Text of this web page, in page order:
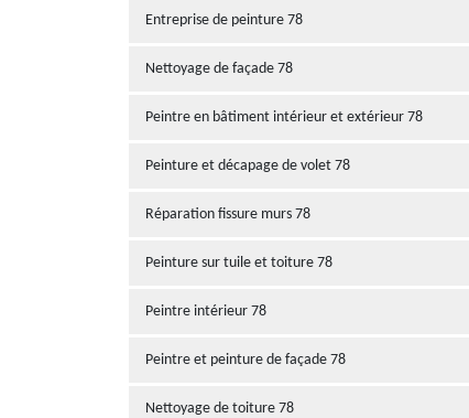
Entreprise de peinture 78
Nettoyage de façade 78
Peintre en bâtiment intérieur et extérieur 78
Peinture et décapage de volet 78
Réparation fissure murs 78
Peinture sur tuile et toiture 78
Peintre intérieur 78
Peintre et peinture de façade 78
Nettoyage de toiture 78